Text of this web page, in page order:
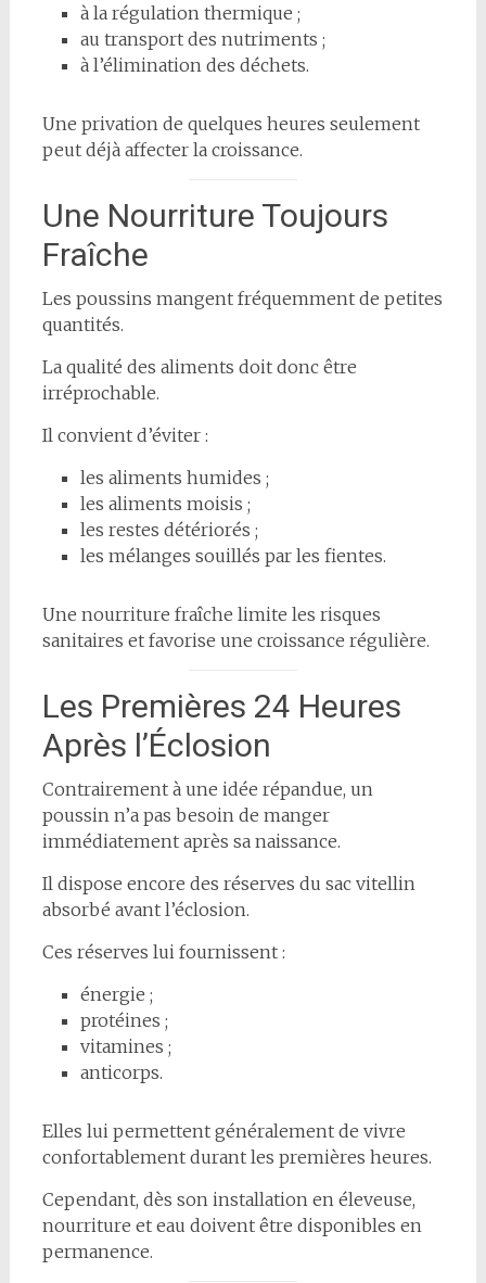
à la régulation thermique ;
au transport des nutriments ;
à l’élimination des déchets.
Une privation de quelques heures seulement
peut déjà affecter la croissance.
Une Nourriture Toujours
Fraîche
Les poussins mangent fréquemment de petites
quantités.
La qualité des aliments doit donc être
irréprochable.
Il convient d’éviter :
les aliments humides ;
les aliments moisis ;
les restes détériorés ;
les mélanges souillés par les fientes.
Une nourriture fraîche limite les risques
sanitaires et favorise une croissance régulière.
Les Premières 24 Heures
Après l’Éclosion
Contrairement à une idée répandue, un
poussin n’a pas besoin de manger
immédiatement après sa naissance.
Il dispose encore des réserves du sac vitellin
absorbé avant l’éclosion.
Ces réserves lui fournissent :
énergie ;
protéines ;
vitamines ;
anticorps.
Elles lui permettent généralement de vivre
confortablement durant les premières heures.
Cependant, dès son installation en éleveuse,
nourriture et eau doivent être disponibles en
permanence.